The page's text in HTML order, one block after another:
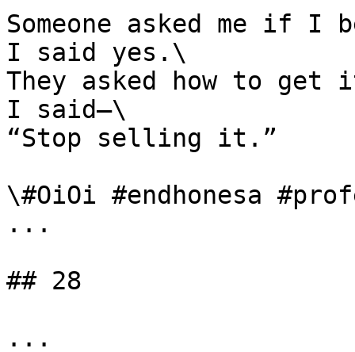
Someone asked me if
I said yes.\
They asked how to
I said—\
“Stop selling it.”
\#OiOi #endhonesa
...
## 28
...